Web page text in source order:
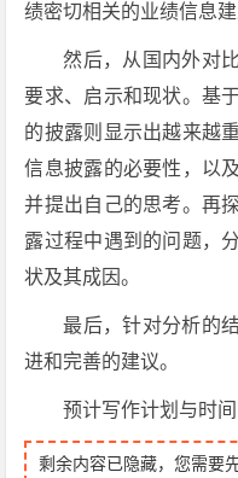
绩密切相关的业绩信息
然后，从国内外对
要求、启示和现状。基
的披露则显示出越来越
信息披露的必要性，以
并提出自己的思考。再
露过程中遇到的问题，
状及其成因。
最后，针对分析的
进和完善的建议。
预计写作计划与时间
剩余内容已隐藏，您需要